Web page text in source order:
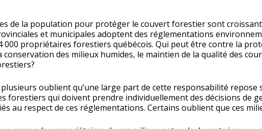
de la population pour protéger le couvert forestier sont
et municipales adoptent des réglementations
000 propriétaires forestiers québécois. Qui peut être contre la
conservation des milieux humides, le maintien de la qualité des
oublient qu’une large part de cette responsabilité repose
forestiers qui doivent prendre individuellement des décisions de
au respect de ces réglementations. Certains oublient que ces